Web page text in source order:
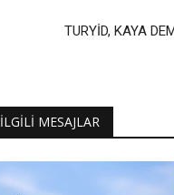
TURYİD, KAYA
İLGILI MESAJLAR